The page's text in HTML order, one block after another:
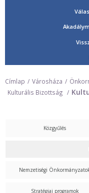
Címlap Városháza
Kulturális Bizottság
Közgyűlés
Nemzetiségi
Stratégiai programok